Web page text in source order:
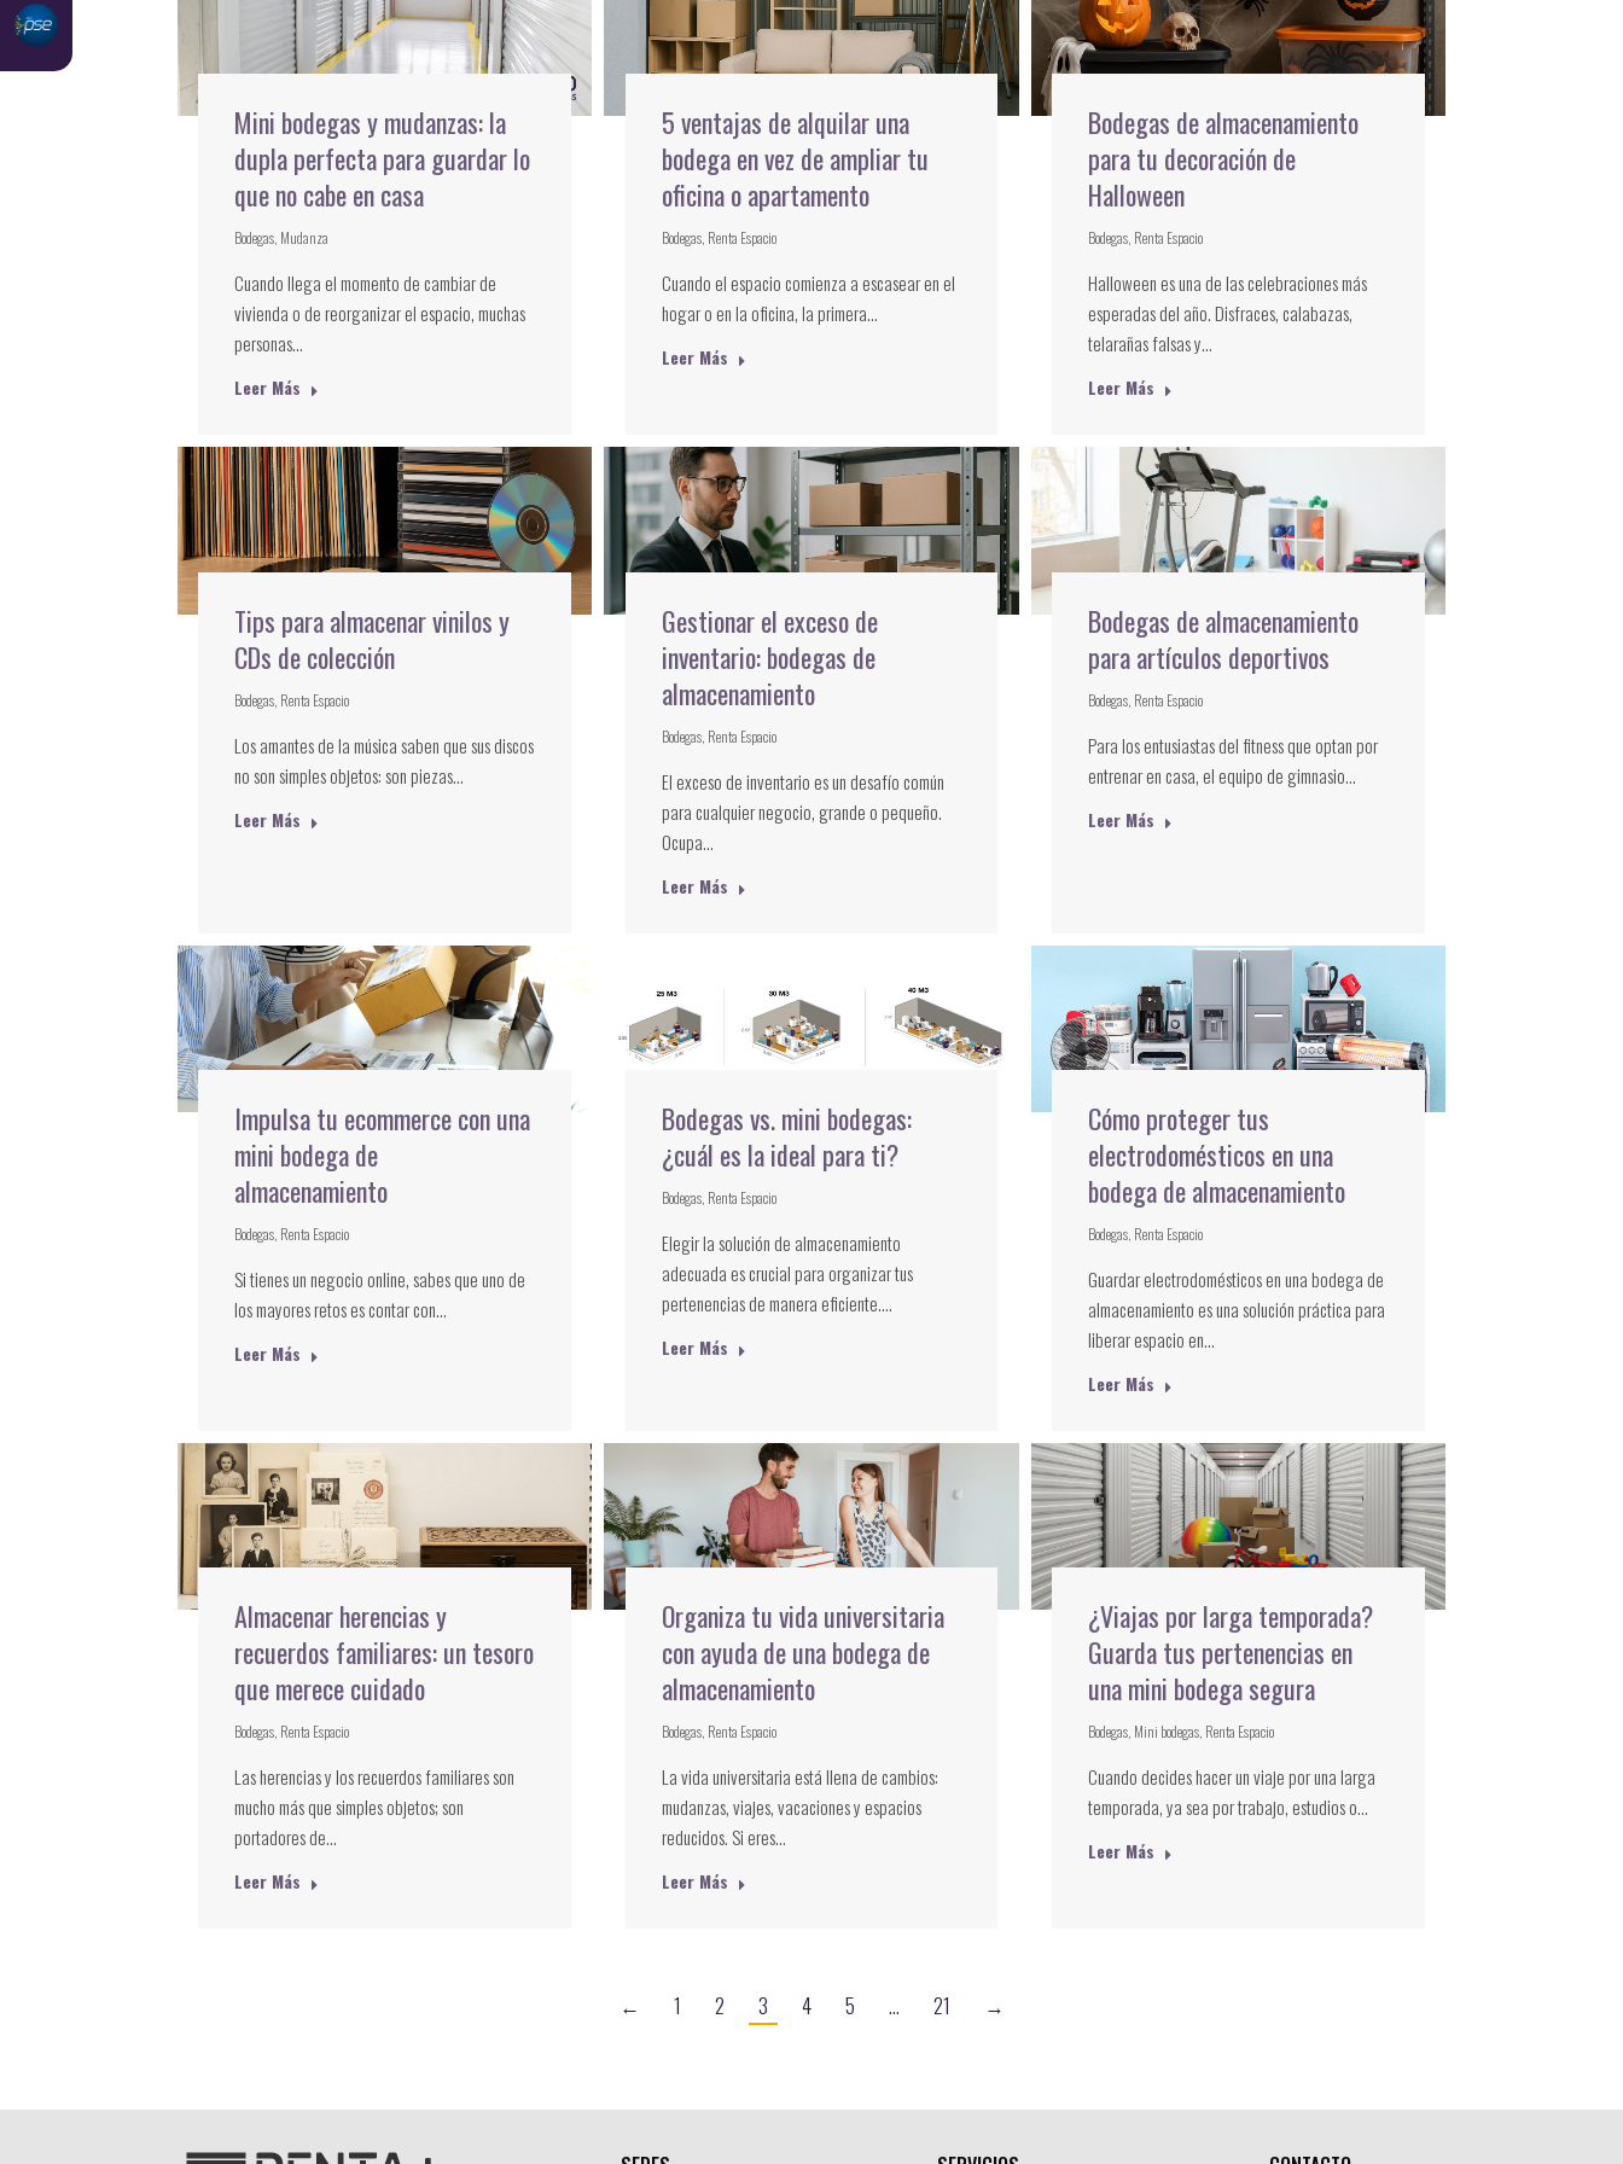
Mini bodegas y mudanzas: la
dupla perfecta para guardar lo
que no cabe en casa
Bodegas Mudanza
Cuando llega el momento de cambiar de
vivienda o de reorganizar el espacio, muchas
personas…
Leer Más
5 ventajas de alquilar una
bodega en vez de ampliar tu
oficina o apartamento
Bodegas, Renta Espacio
Cuando el espacio comienza a escasear en el
hogar o en la oficina, la primera…
Leer Más
Bodegas de almacenamiento
para tu decoración de
Halloween
Bodegas, Renta Espacio
Halloween es una de las celebraciones más
esperadas del año. Disfraces, calabazas,
telarañas falsas y…
Leer Más
Tips para almacenar vinilos y
CDs de colección
Bodegas Renta Espacio
Los amantes de la música saben que sus discos
no son simples objetos: son piezas…
Leer Más
Gestionar el exceso de
inventario: bodegas de
almacenamiento
Bodegas, Renta Espacio
El exceso de inventario es un desafío común
para cualquier negocio, grande o pequeño.
Ocupa…
Leer Más
Bodegas de almacenamiento
para artículos deportivos
Bodegas, Renta Espacio
Para los entusiastas del fitness que optan por
entrenar en casa, el equipo de gimnasio…
Leer Más
Impulsa tu ecommerce con una
mini bodega de
almacenamiento
Bodegas Renta Espacio
Si tienes un negocio online, sabes que uno de
los mayores retos es contar con…
Leer Más
Bodegas vs. mini bodegas:
¿cuál es la ideal para ti?
Bodegas, Renta Espacio
Elegir la solución de almacenamiento
adecuada es crucial para organizar tus
pertenencias de manera eficiente.…
Leer Más
Cómo proteger tus
electrodomésticos en una
bodega de almacenamiento
Bodegas, Renta Espacio
Guardar electrodomésticos en una bodega de
almacenamiento es una solución práctica para
liberar espacio en…
Leer Más
Almacenar herencias y
recuerdos familiares: un tesoro
que merece cuidado
Bodegas Renta Espacio
Las herencias y los recuerdos familiares son
mucho más que simples objetos; son
portadores de…
Leer Más
Organiza tu vida universitaria
con ayuda de una bodega de
almacenamiento
Bodegas, Renta Espacio
La vida universitaria está llena de cambios:
mudanzas, viajes, vacaciones y espacios
reducidos. Si eres…
Leer Más
¿Viajas por larga temporada?
Guarda tus pertenencias en
una mini bodega segura
Bodegas, Mini bodegas, Renta Espacio
Cuando decides hacer un viaje por una larga
temporada, ya sea por trabajo, estudios o…
Leer Más
← 1 2 3 4 5 … 21 →